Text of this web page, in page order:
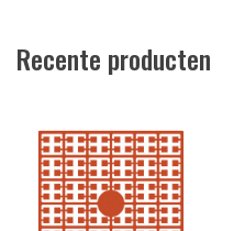
Recente producten